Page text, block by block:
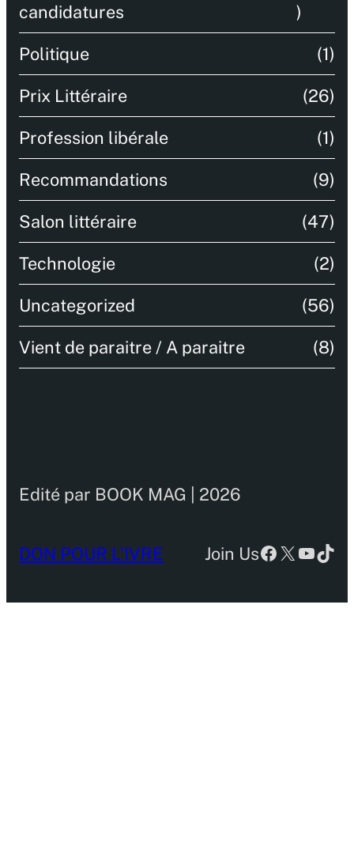
candidatures
)
Politique (1)
Prix Littéraire (26)
Profession libérale (1)
Recommandations (9)
Salon littéraire (47)
Technologie (2)
Uncategorized (56)
Vient de paraitre / A paraitre (8)
Edité par BOOK MAG | 2026
DON POUR L’IVRE Join UsFacebook
X